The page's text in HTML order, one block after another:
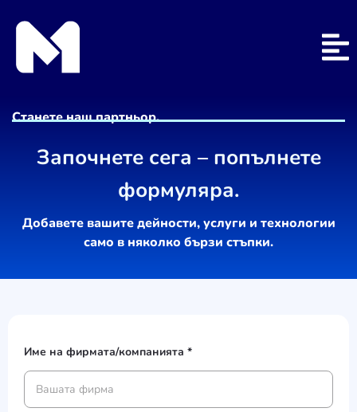
Станете наш партньор.
Започнете сега – попълнете
формуляра.
Добавете вашите дейности, услуги и технологии
само в няколко бързи стъпки.
Име на фирмата/компанията *